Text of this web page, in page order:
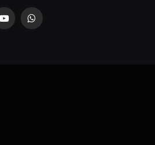
YouTubeWhatsApp